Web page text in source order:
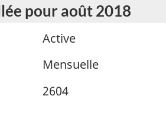
pour août 2018
Active
Mensuelle
2604